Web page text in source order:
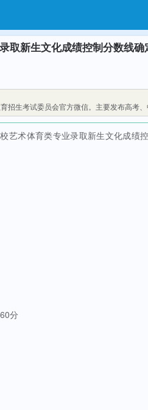
取新生文化成绩控制分数线确
招生考试委员会官方微信。主要发布高
艺术体育类专业录取新生文化成绩
分